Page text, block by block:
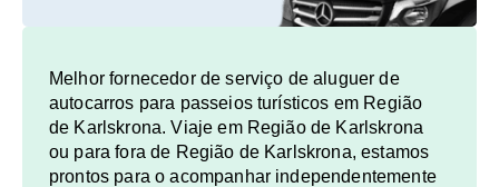
Melhor fornecedor de serviço de aluguer de
autocarros para passeios turísticos em Região
de Karlskrona. Viaje em Região de Karlskrona
ou para fora de Região de Karlskrona, estamos
prontos para o acompanhar independentemente